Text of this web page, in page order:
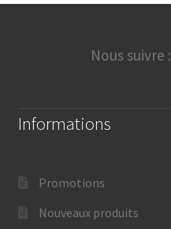
Nous suivre :
Informations
Promotions
Nouveaux produits